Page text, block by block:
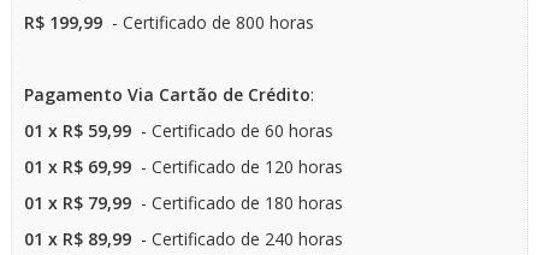
R$ 199,99 - Certificado de 800 horas
Pagamento Via Cartão de Crédito:
01 x R$ 59,99 - Certificado de 60 horas
01 x R$ 69,99 - Certificado de 120 horas
01 x R$ 79,99 - Certificado de 180 horas
01 x R$ 89,99 - Certificado de 240 horas